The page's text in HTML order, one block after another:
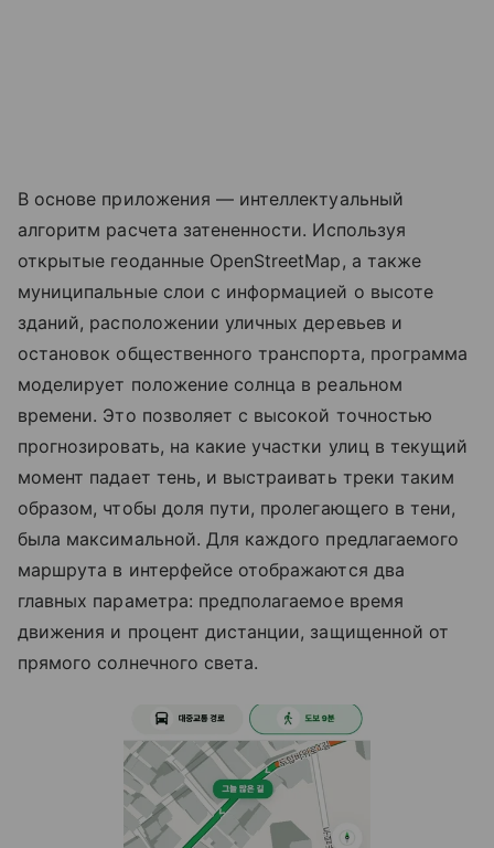
В основе приложения — интеллектуальный
алгоритм расчета затененности. Используя
открытые геоданные OpenStreetMap, а также
муниципальные слои с информацией о высоте
зданий, расположении уличных деревьев и
остановок общественного транспорта, программа
моделирует положение солнца в реальном
времени. Это позволяет с высокой точностью
прогнозировать, на какие участки улиц в текущий
момент падает тень, и выстраивать треки таким
образом, чтобы доля пути, пролегающего в тени,
была максимальной. Для каждого предлагаемого
маршрута в интерфейсе отображаются два
главных параметра: предполагаемое время
движения и процент дистанции, защищенной от
прямого солнечного света.